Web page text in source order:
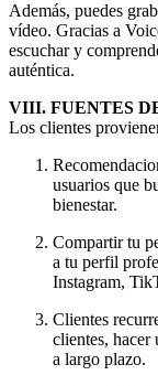
Además, puedes
vídeo. Gracias a
escuchar y
auténtica.
VIII. FUENTES
Los clientes
usuarios que
bienestar.
Compartir tu
a tu perfil
Instagram,
Clientes
clientes, hacer
a largo plazo.